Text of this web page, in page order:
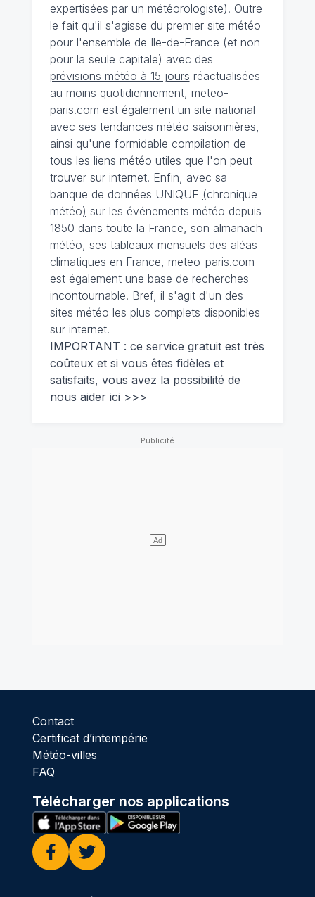
expertisées par un météorologiste). Outre
le fait qu'il s'agisse du premier site météo
pour l'ensemble de Ile-de-France (et non
pour la seule capitale) avec des
prévisions météo à 15 jours réactualisées
au moins quotidiennement, meteo-
paris.com est également un site national
avec ses tendances météo saisonnières,
ainsi qu'une formidable compilation de
tous les liens météo utiles que l'on peut
trouver sur internet. Enfin, avec sa
banque de données UNIQUE (chronique
météo) sur les événements météo depuis
1850 dans toute la France, son almanach
météo, ses tableaux mensuels des aléas
climatiques en France, meteo-paris.com
est également une base de recherches
incontournable. Bref, il s'agit d'un des
sites météo les plus complets disponibles
sur internet.
IMPORTANT : ce service gratuit est très
coûteux et si vous êtes fidèles et
satisfaits, vous avez la possibilité de
nous aider ici >>>
Contact
Certificat d’intempérie
Météo-villes
FAQ
Télécharger nos applications
Facebook
Twitter